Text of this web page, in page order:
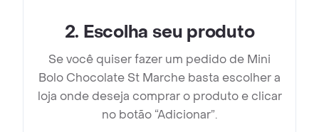
2. Escolha seu produto
Se você quiser fazer um pedido de Mini
Bolo Chocolate St Marche basta escolher a
loja onde deseja comprar o produto e clicar
no botão “Adicionar”.